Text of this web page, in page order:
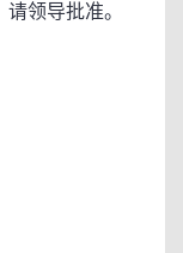
领导批准。